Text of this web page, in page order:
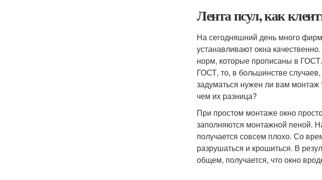
Лента псул, как
На сегодняшний день много
устанавливают окна
норм, которые прописаны в
ГОСТ, то, в большинстве случаев,
задуматься нужен ли вам монтаж
чем их разница?
При простом монтаже окно
заполняются монтажной пеной.
получается совсем плохо. Со
разрушаться и крошиться. В
общем, получается, что окно